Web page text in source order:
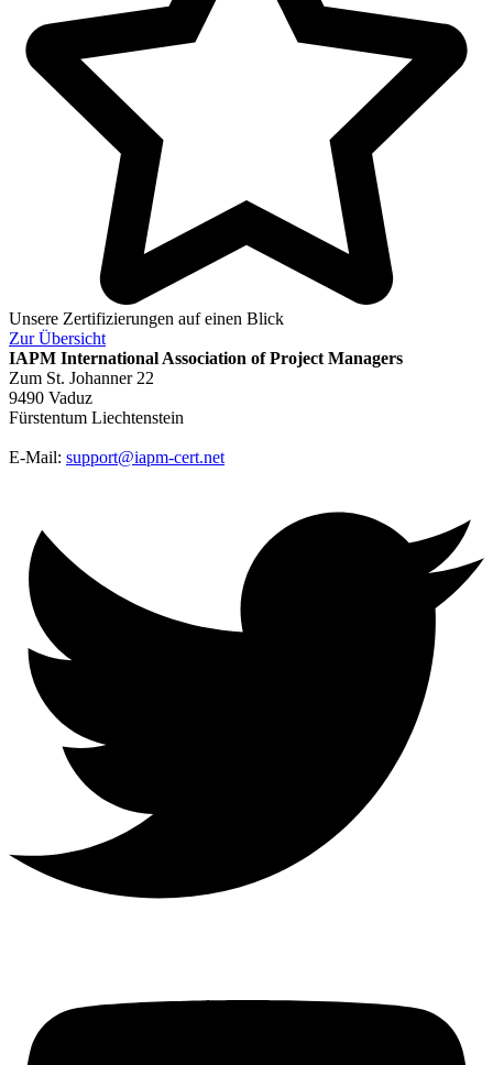
Unsere Zertifizierungen auf einen Blick
ZurÜbersicht
IAPM International Association of Project Managers
Zum St. Johanner 22
9490 Vaduz
Fürstentum Liechtenstein
E-Mail: support@iapm-cert.net